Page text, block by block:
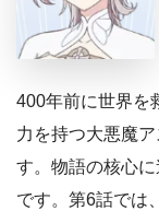
400年前に世界を
力を持つ大悪魔
す。物語の核心
です。第6話では